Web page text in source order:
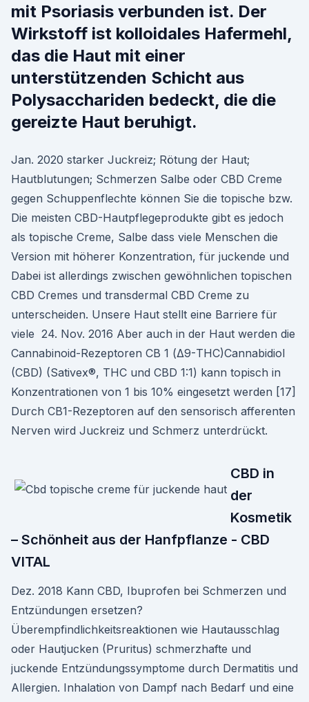
mit Psoriasis verbunden ist. Der
Wirkstoff ist kolloidales Hafermehl,
das die Haut mit einer
unterstützenden Schicht aus
Polysacchariden bedeckt, die die
gereizte Haut beruhigt.
Jan. 2020 starker Juckreiz; Rötung der Haut;
Hautblutungen; Schmerzen Salbe oder CBD Creme
gegen Schuppenflechte können Sie die topische bzw.
Die meisten CBD-Hautpflegeprodukte gibt es jedoch
als topische Creme, Salbe dass viele Menschen die
Version mit höherer Konzentration, für juckende und
Dabei ist allerdings zwischen gewöhnlichen topischen
CBD Cremes und transdermal CBD Creme zu
unterscheiden. Unsere Haut stellt eine Barriere für
viele 24. Nov. 2016 Aber auch in der Haut werden die
Cannabinoid-Rezeptoren CB 1 (Δ9-THC)Cannabidiol
(CBD) (Sativex®, THC und CBD 1:1) kann topisch in
Konzentrationen von 1 bis 10% eingesetzt werden [17]
Durch CB1-Rezeptoren auf den sensorisch afferenten
Nerven wird Juckreiz und Schmerz unterdrückt.
CBD in
der
Kosmetik
– Schönheit aus der Hanfpflanze - CBD
VITAL
Dez. 2018 Kann CBD, Ibuprofen bei Schmerzen und
Entzündungen ersetzen?
Überempfindlichkeitsreaktionen wie Hautausschlag
oder Hautjucken (Pruritus) schmerzhafte und
juckende Entzündungssymptome durch Dermatitis und
Allergien. Inhalation von Dampf nach Bedarf und eine